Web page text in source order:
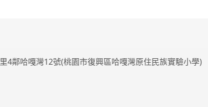
4鄰哈嘎灣12號(桃園市復興區哈嘎灣原住民族實驗小學)